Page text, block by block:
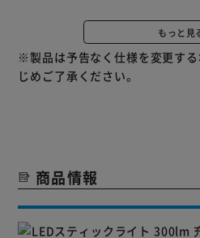
安定した電流を流すことができ
間明るさをキープします。
◇快適なあかり
白熱球に比べ赤外線が少ないた
も快適。
■強力マグネット
もっと見
※製品は予告なく仕様を変更す
じめご了承ください。
商品情報